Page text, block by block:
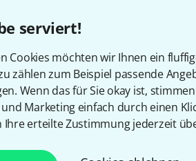
serviert!
Cookies möchten wir Ihnen ein
zählen zum Beispiel passende
Wenn das für Sie okay ist,
Marketing einfach durch einen
Ihre erteilte Zustimmung jederzeit
Teilen